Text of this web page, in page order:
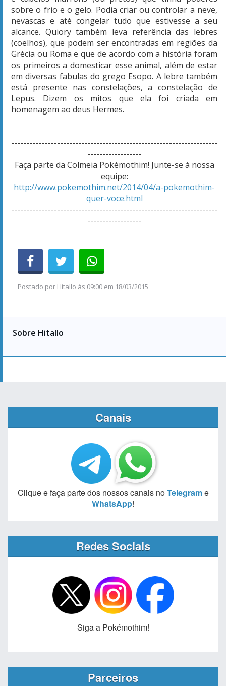
sobre o frio e o gelo. Podia criar ou controlar a neve,
nevascas e até congelar tudo que estivesse a seu
alcance. Quiory também leva referência das lebres
(coelhos), que podem ser encontradas em regiões da
Grécia ou Roma e que de acordo com a história foram
os primeiros a domesticar esse animal, além de estar
em diversas fabulas do grego Esopo. A lebre também
está presente nas constelações, a constelação de
Lepus. Dizem os mitos que ela foi criada em
homenagem ao deus Hermes.
--------------------------------------------------------------------
------------------
Faça parte da Colmeia Pokémothim! Junte-se à nossa
equipe:
http://www.pokemothim.net/2014/04/a-pokemothim-
quer-voce.html
--------------------------------------------------------------------
------------------
Postado por Hitallo às 09:00 em 18/03/2015
Sobre Hitallo
Canais
Clique e faça parte dos nossos canais noTelegrame
WhatsApp!
Redes Sociais
Siga a Pokémothim!
Parceiros